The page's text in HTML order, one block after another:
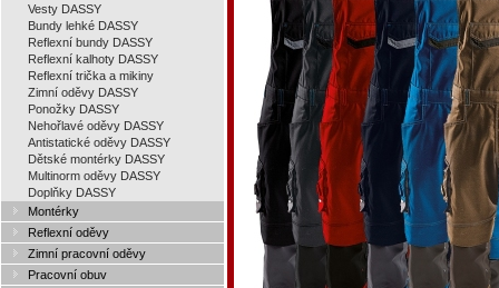
Vesty DASSY
Bundy lehké DASSY
Reflexní bundy DASSY
Reflexní kalhoty DASSY
Reflexní trička a mikiny
Zimní oděvy DASSY
Ponožky DASSY
Nehořlavé oděvy DASSY
Antistatické oděvy DASSY
Dětské montérky DASSY
Multinorm oděvy DASSY
Doplňky DASSY
Montérky
Reflexní oděvy
Zimní pracovní oděvy
Pracovní obuv